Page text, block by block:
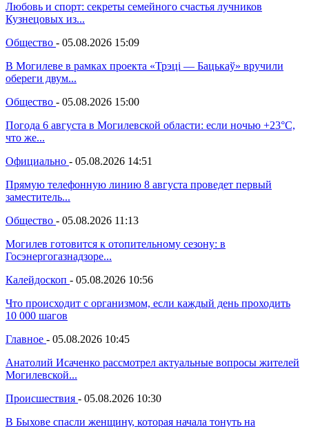
Любовь и спорт: секреты семейного счастья лучников
Кузнецовых из...
Общество - 05.08.2026 15:09
В Могилеве в рамках проекта «Трэці — Бацькаў» вручили
обереги двум...
Общество - 05.08.2026 15:00
Погода 6 августа в Могилевской области: если ночью +23°С,
что же...
Официально - 05.08.2026 14:51
Прямую телефонную линию 8 августа проведет первый
заместитель...
Общество - 05.08.2026 11:13
Могилев готовится к отопительному сезону: в
Госэнергогазнадзоре...
Калейдоскоп - 05.08.2026 10:56
Что происходит с организмом, если каждый день проходить
10 000 шагов
Главное - 05.08.2026 10:45
Анатолий Исаченко рассмотрел актуальные вопросы жителей
Могилевской...
Происшествия - 05.08.2026 10:30
В Быхове спасли женщину, которая начала тонуть на